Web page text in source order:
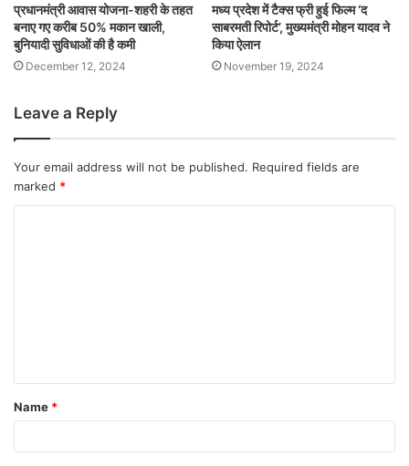
प्रधानमंत्री आवास योजना-शहरी के तहत
बनाए गए करीब 50% मकान खाली,
बुनियादी सुविधाओं की है कमी
December 12, 2024
मध्य प्रदेश में टैक्स फ्री हुई फिल्म ‘द
साबरमती रिपोर्ट’, मुख्यमंत्री मोहन यादव ने
किया ऐलान
November 19, 2024
Leave a Reply
Your email address will not be published. Required fields are
marked *
Name *